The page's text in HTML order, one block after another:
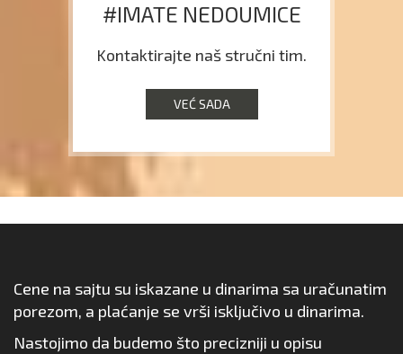
#IMATE NEDOUMICE
Kontaktirajte naš stručni tim.
VEĆ SADA
Cene na sajtu su iskazane u dinarima sa uračunatim
porezom, a plaćanje se vrši isključivo u dinarima.
Nastojimo da budemo što precizniji u opisu